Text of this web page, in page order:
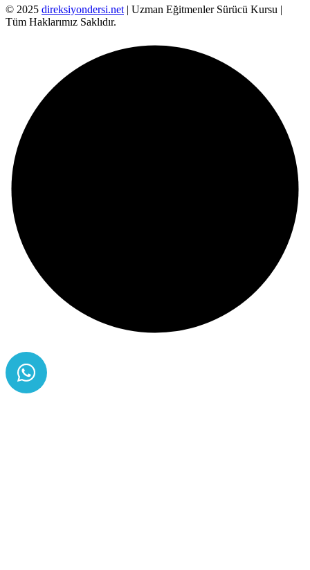
© 2025 direksiyondersi.net | Uzman Eğitmenler Sürücü Kursu |
Tüm Haklarımız Saklıdır.